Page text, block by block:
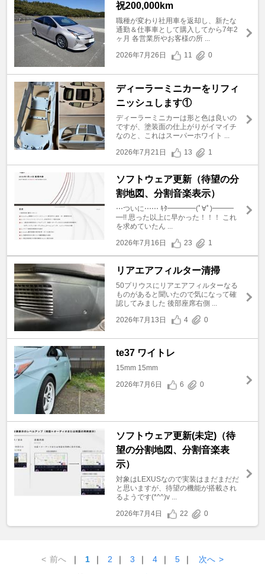
祝200,000km
職種が変わり社用車を返却し、新たな
通勤＆仕事車として購入してから7年2
ヶ月 各営業所やお客様の所 ...
2026年7月26日
11 0
ディーラーミニカーをリフィ
ニッシュします①
ディーラーミニカーは形と色は良いの
ですが、塗装面の仕上がりがイマイチ
なのと、これはスーパーホワイト ...
2026年7月21日
13 1
ソフトウェア更新（待望の分
割地図、分割音楽表示）
⋯ついに⋯⋯ ｷﾀ━━━━(ﾟ∀ﾟ)━━━
━!! 思った以上に早かった！！！ これ
を求めていたん ...
2026年7月16日
23 1
リアエアフィルター清掃
50プリウスにリアエアフィルターなる
ものがあると聞いたので気になって確
認してみました 後部座席右側 ...
2026年7月13日
4 0
te37 ワイトレ
15mm 15mm
2026年7月6日
6 0
ソフトウェア更新(未定)（待
望の分割地図、分割音楽表
示）
対象はLEXUSなので実装はまだまだだ
と思いますが、待望の機能が搭載され
るようです(*^^)v ...
2026年7月4日
22 0
< 前へ ｜ 1 ｜ 2 ｜ 3 ｜ 4 ｜ 5 ｜ 次へ >